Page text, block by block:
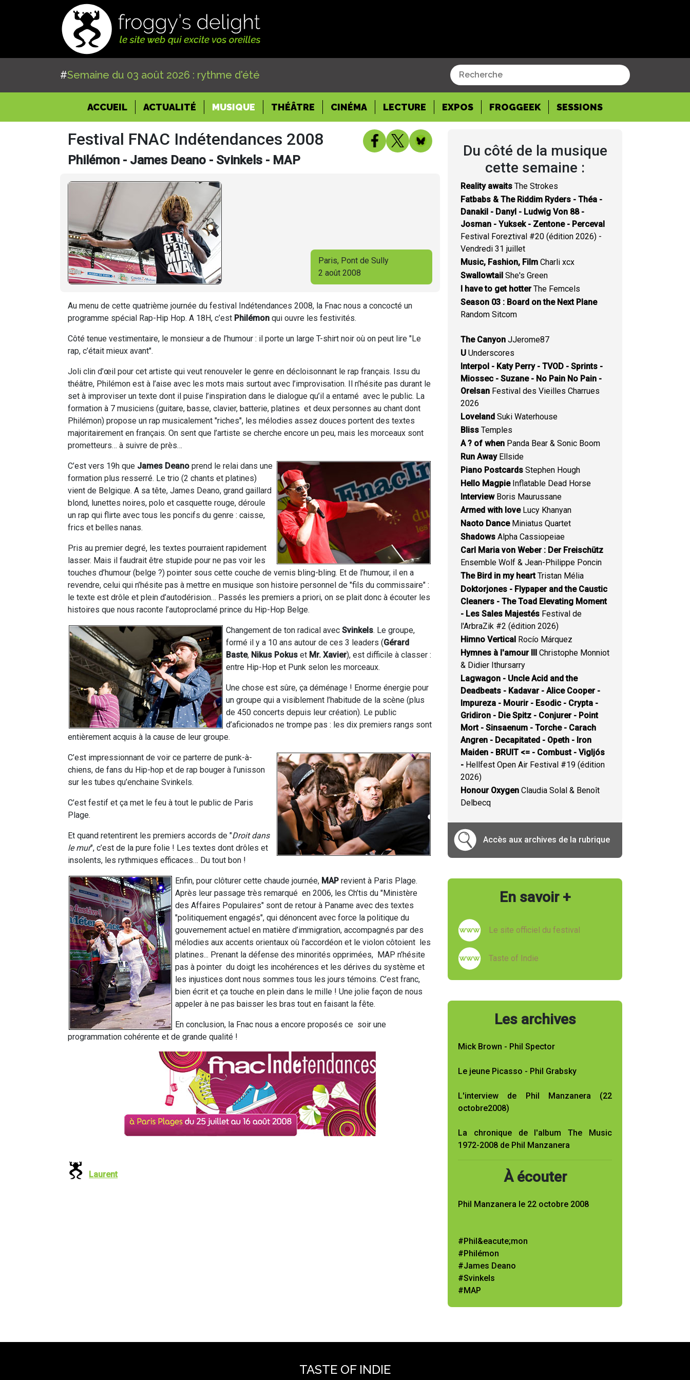
#Semaine du 03 août 2026 : rythme d'été
ACCUEIL(CURRENT)
ACTUALITÉ MUSIQUE THÉÂTRE CINÉMA LECTURE EXPOS FROGGEEK SESSIONS
Festival FNAC Indétendances 2008
Philémon - James Deano - Svinkels - MAP
Paris, Pont de Sully
2 août 2008
Au menu de cette quatrième journée du festival Indétendances 2008, la Fnac nous a concocté un
programme spécial Rap-Hip Hop. A 18H, c’est Philémon qui ouvre les festivités.
Côté tenue vestimentaire, le monsieur a de l’humour : il porte un large T-shirt noir où on peut lire "Le
rap, c’était mieux avant".
Joli clin d’œil pour cet artiste qui veut renouveler le genre en décloisonnant le rap français. Issu du
théâtre, Philémon est à l’aise avec les mots mais surtout avec l’improvisation. Il n’hésite pas durant le
set à improviser un texte dont il puise l’inspiration dans le dialogue qu’il a entamé avec le public. La
formation à 7 musiciens (guitare, basse, clavier, batterie, platines et deux personnes au chant dont
Philémon) propose un rap musicalement "riches", les mélodies assez douces portent des textes
majoritairement en français. On sent que l’artiste se cherche encore un peu, mais les morceaux sont
prometteurs… à suivre de près…
C’est vers 19h que James Deano prend le relai dans une
formation plus resserré. Le trio (2 chants et platines)
vient de Belgique. A sa tête, James Deano, grand gaillard
blond, lunettes noires, polo et casquette rouge, déroule
un rap qui flirte avec tous les poncifs du genre : caisse,
frics et belles nanas.
Pris au premier degré, les textes pourraient rapidement
lasser. Mais il faudrait être stupide pour ne pas voir les
touches d’humour (belge ?) pointer sous cette couche de vernis bling-bling. Et de l’humour, il en a
revendre, celui qui n’hésite pas à mettre en musique son histoire personnel de "fils du commissaire" :
le texte est drôle et plein d’autodérision… Passés les premiers a priori, on se plait donc à écouter les
histoires que nous raconte l’autoproclamé prince du Hip-Hop Belge.
Changement de ton radical avec Svinkels. Le groupe,
formé il y a 10 ans autour de ces 3 leaders (Gérard
Baste, Nikus Pokus et Mr. Xavier), est difficile à classer :
entre Hip-Hop et Punk selon les morceaux.
Une chose est sûre, ça déménage ! Enorme énergie pour
un groupe qui a visiblement l’habitude de la scène (plus
de 450 concerts depuis leur création). Le public
d’aficionados ne trompe pas : les dix premiers rangs sont
entièrement acquis à la cause de leur groupe.
C’est impressionnant de voir ce parterre de punk-à-
chiens, de fans du Hip-hop et de rap bouger à l’unisson
sur les tubes qu’enchaine Svinkels.
C’est festif et ça met le feu à tout le public de Paris
Plage.
Et quand retentirent les premiers accords de "Droit dans
le mur", c’est de la pure folie ! Les textes dont drôles et
insolents, les rythmiques efficaces… Du tout bon !
Enfin, pour clôturer cette chaude journée, MAP revient à Paris Plage.
Après leur passage très remarqué en 2006, les Ch’tis du "Ministère
des Affaires Populaires" sont de retour à Paname avec des textes
"politiquement engagés", qui dénoncent avec force la politique du
gouvernement actuel en matière d’immigration, accompagnés par des
mélodies aux accents orientaux où l’accordéon et le violon côtoient les
platines... Prenant la défense des minorités opprimées, MAP n’hésite
pas à pointer du doigt les incohérences et les dérives du système et
les injustices dont nous sommes tous les jours témoins. C’est franc,
bien écrit et ça touche en plein dans le mille ! Une jolie façon de nous
appeler à ne pas baisser les bras tout en faisant la fête.
En conclusion, la Fnac nous a encore proposés ce soir une
programmation cohérente et de grande qualité !
Laurent
Du côté de la musique
cette semaine :
Reality awaits The Strokes
Fatbabs & The Riddim Ryders - Théa -
Danakil - Danyl - Ludwig Von 88 -
Josman - Yuksek - Zentone - Perceval
Festival Foreztival #20 (édition 2026) -
Vendredi 31 juillet
Music, Fashion, Film Charli xcx
Swallowtail She's Green
I have to get hotterThe Femcels
Season 03 : Board on the Next Plane
Random Sitcom
The Canyon JJerome87
U Underscores
Interpol - Katy Perry - TVOD - Sprints -
Miossec - Suzane - No Pain No Pain -
Orelsan Festival des Vieilles Charrues
2026
Loveland Suki Waterhouse
Bliss Temples
A ? of when Panda Bear & Sonic Boom
Run AwayEllside
Piano Postcards Stephen Hough
Hello MagpieInflatable Dead Horse
InterviewBoris Maurussane
Armed with loveLucy Khanyan
Naoto DanceMiniatus Quartet
Shadows Alpha Cassiopeiae
Carl Maria von Weber : Der Freischütz
Ensemble Wolf & Jean-Philippe Poncin
The Bird in my heartTristan Mélia
Doktorjones - Flypaper and the Caustic
Cleaners - The Toad Elevating Moment
- Les Sales Majestés Festival de
l'ArbraZik #2 (édition 2026)
Himno Vertical Rocío Márquez
Hymnes à l'amour III Christophe Monniot
& Didier Ithursarry
Lagwagon - Uncle Acid and the
Deadbeats - Kadavar - Alice Cooper -
Impureza - Mourir - Esodic - Crypta -
Gridiron - Die Spitz - Conjurer - Point
Mort - Sinsaenum - Torche - Carach
Angren - Decapitated - Opeth - Iron
Maiden - BRUIT <= - Combust - Vigljós
- Hellfest Open Air Festival #19 (édition
2026)
Honour Oxygen Claudia Solal & Benoît
Delbecq
Accès aux archives de la rubrique
En savoir +
Le site officiel du festival
Taste of Indie
Les archives
Mick Brown - Phil Spector
Le jeune Picasso - Phil Grabsky
L'interview de Phil Manzanera (22
octobre2008)
La chronique de l'album The Music
1972-2008 de Phil Manzanera
À écouter
Phil Manzanera le 22 octobre 2008
#Phil&eacute;mon
#Philémon
#James Deano
#Svinkels
#MAP
TASTE OF INDIE